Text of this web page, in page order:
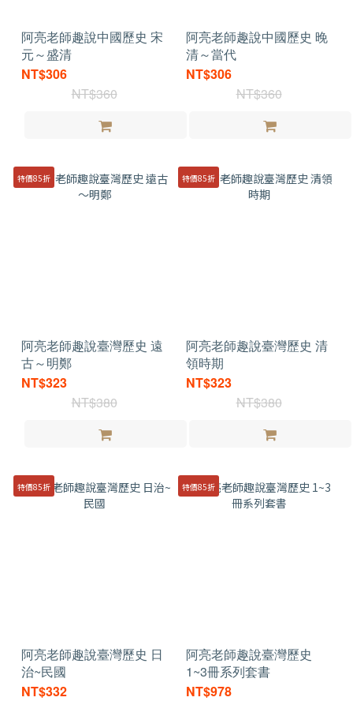
阿亮老師趣說中國歷史 宋
元～盛清
NT$306
NT$360
阿亮老師趣說中國歷史 晚
清～當代
NT$306
NT$360
特價85折
阿亮老師趣說臺灣歷史 遠
古～明鄭
NT$323
NT$380
特價85折
阿亮老師趣說臺灣歷史 清
領時期
NT$323
NT$380
特價85折
阿亮老師趣說臺灣歷史 日
治~民國
NT$332
特價85折
阿亮老師趣說臺灣歷史
1~3冊系列套書
NT$978